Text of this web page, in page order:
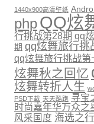
1440x900高清壁纸
phpQQ炫
行挑战第28期 qq
期 qq炫舞旅行挑
qq炫舞旅行挑战第
炫舞秋之回忆
炫舞转折人生
PSD下载 天天酷跑 寻宝
时尚嘉年华万众之
风采国度 海选之行